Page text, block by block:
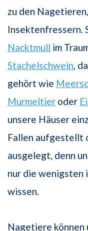
zu den
Insektenfressern.
Nacktmull im
Stachelschwein,
gehört wie
Murmeltier oder
unsere Häuser
Fallen aufgestellt
ausgelegt, denn
nur die wenigsten
wissen.
Nagetiere können